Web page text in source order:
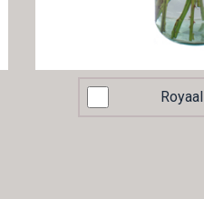
Royaal